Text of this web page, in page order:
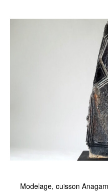
Modelage, cuisson